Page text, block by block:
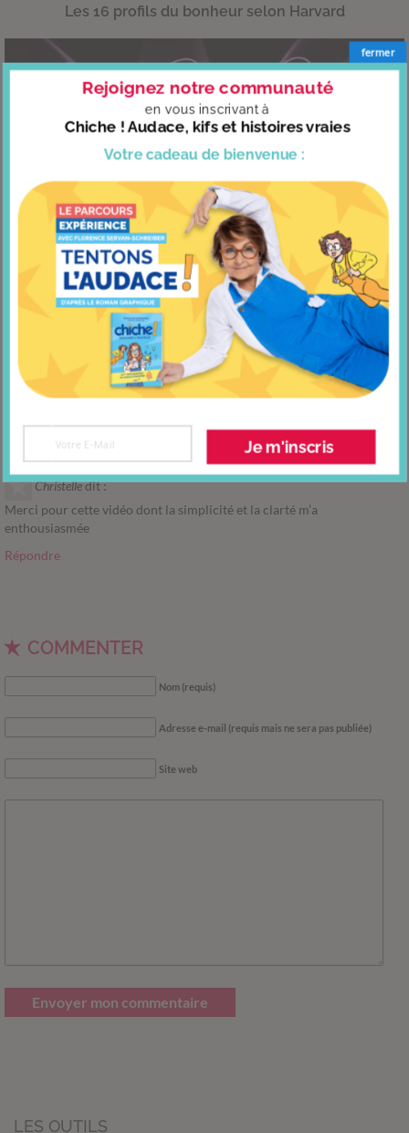
Les 16 profils du bonheur selon Harvard
Comment les relations nourrissent notre cerveau
UN COMMENTAIRE SUR “LA PSYCHOLOGIE
DU BONHEUR DE MIHÀLY
CSIKSZENTMIHALYI”
Christelledit :
Merci pour cette vidéo dont la simplicité et la clarté m’a
enthousiasmée
Répondre
COMMENTER
Nom (requis)
Adresse e-mail (requis mais ne sera pas publiée)
Site web
Envoyer mon commentaire
LES OUTILS
Votre cadeau de bienvenue :
Rejoignez notre communauté
en vous inscrivant à
Chiche ! Audace, kifs et histoires vraies
Je m'inscris
fermer